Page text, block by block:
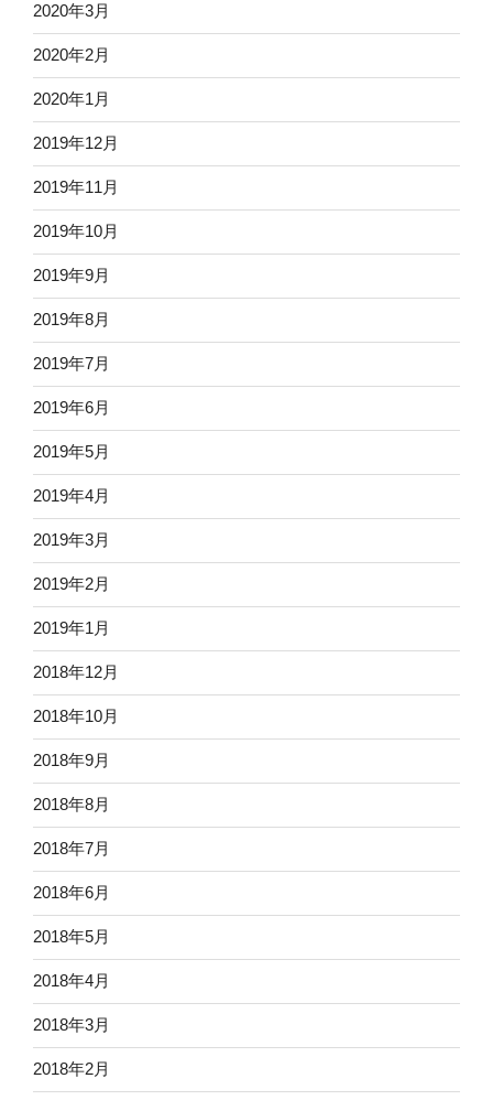
2020年3月
2020年2月
2020年1月
2019年12月
2019年11月
2019年10月
2019年9月
2019年8月
2019年7月
2019年6月
2019年5月
2019年4月
2019年3月
2019年2月
2019年1月
2018年12月
2018年10月
2018年9月
2018年8月
2018年7月
2018年6月
2018年5月
2018年4月
2018年3月
2018年2月